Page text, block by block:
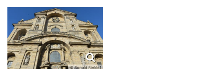
© Ronald Rinklef